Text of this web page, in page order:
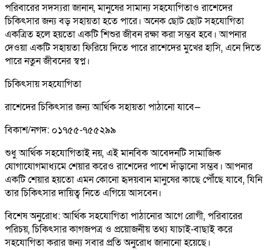
পরিবারের সদস্যরা জানান, মানুষের সামান্য সহযোগিতাও রাশেদের
চিকিৎসার জন্য বড় সহায়তা হতে পারে। অনেক ছোট ছোট সহযোগিতা
একত্রিত হলে হয়তো একটি শিশুর জীবন রক্ষা করা সম্ভব হবে। আপনার
দেওয়া একটি সহায়তা ফিরিয়ে দিতে পারে রাশেদের মুখের হাসি, এনে দিতে
পারে নতুন জীবনের স্বপ্ন।
চিকিৎসায় সহযোগিতা
রাশেদের চিকিৎসার জন্য আর্থিক সহায়তা পাঠানো যাবে—
বিকাশ/নগদ: ০১৭৫৫-৭৫৫২৯৯
শুধু আর্থিক সহযোগিতাই নয়, এই মানবিক আবেদনটি সামাজিক
যোগাযোগমাধ্যমে শেয়ার করেও রাশেদের পাশে দাঁড়ানো সম্ভব। আপনার
একটি শেয়ার হয়তো এমন কোনো হৃদয়বান মানুষের কাছে পৌঁছে যাবে, যিনি
তার চিকিৎসার দায়িত্ব নিতে এগিয়ে আসবেন।
বিশেষ অনুরোধ: আর্থিক সহযোগিতা পাঠানোর আগে রোগী, পরিবারের
পরিচয়, চিকিৎসার কাগজপত্র ও প্রয়োজনীয় তথ্য যাচাই-বাছাই করে
সহযোগিতা করার জন্য সবার প্রতি অনুরোধ জানানো হয়েছে।